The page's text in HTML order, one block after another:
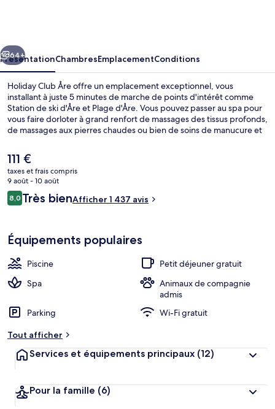
Suivant
64+
PrésentationChambresEmplacementConditions
Holiday Club Åre offre un emplacement exceptionnel, vous
installant à juste 5 minutes de marche de points d'intérêt comme
Station de ski d'Åre et Plage d'Åre. Vous pouvez passer au spa pour
vous faire dorloter à grand renfort de massages des tissus profonds,
de massages aux pierres chaudes ou bien de soins de manucure et
des 2 restaurants, sert des spécialités Cuisine locale et internationale
et est ouvert pour le petit déjeuner, le déjeuner et le dîner. Parmi les
autres petits avantages de cet hébergement figurent 5 piscines
couvertes, une piscine extérieure et un bar / salon. Les autres
voyageurs ne disent que du bien en ce qui concerne le personnel
attentionné.
Le
prix
actuel
est
de
111 €
taxes et frais compris
9 août - 10 août
Avis
voyageurs
8,08,0 sur 10
Très bienAfficher 1 437 avis
Équipements populaires
Piscine
Petit déjeuner gratuit
Spa
Animaux de compagnie
admis
Parking
Wi-Fi gratuit
Tout afficher
Services et équipements principaux (12)
Pour la famille (6)